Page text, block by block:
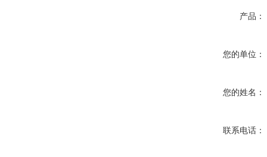
产品：
您的单位：
您的姓名：
联系电话：